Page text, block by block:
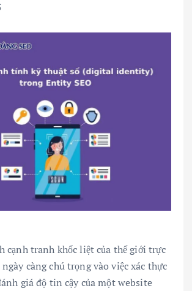
cạnh tranh khốc liệt của thế giới trực
càng chú trọng vào việc xác thực
giá độ tin cậy của một website